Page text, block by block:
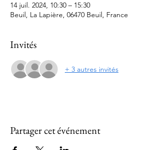
14 juil. 2024, 10:30 – 15:30
Beuil, La Lapière, 06470 Beuil, France
Invités
+ 3 autres invités
Partager cet événement